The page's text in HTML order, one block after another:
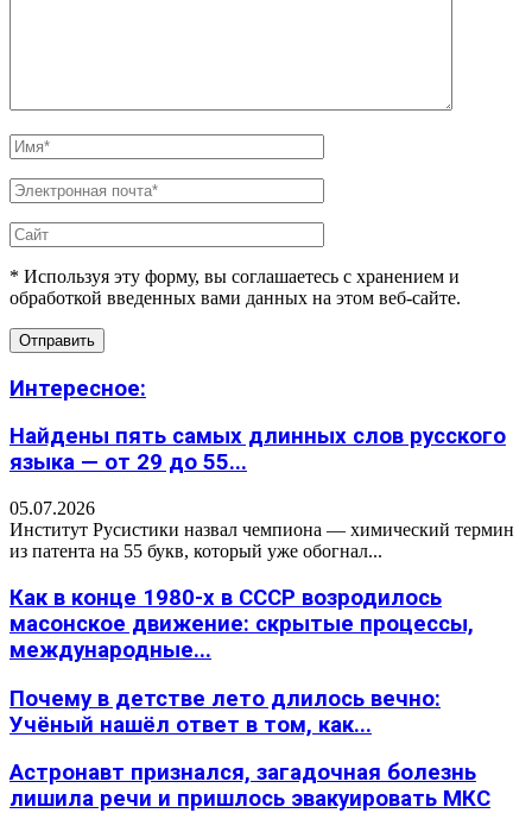
* Используя эту форму, вы соглашаетесь с хранением и
обработкой введенных вами данных на этом веб-сайте.
Интересное:
Найдены пять самых длинных слов русского
языка — от 29 до 55...
05.07.2026
Институт Русистики назвал чемпиона — химический термин
из патента на 55 букв, который уже обогнал...
Как в конце 1980-х в СССР возродилось
масонское движение: скрытые процессы,
международные...
Почему в детстве лето длилось вечно:
Учёный нашёл ответ в том, как...
Астронавт признался, загадочная болезнь
лишила речи и пришлось эвакуировать МКС